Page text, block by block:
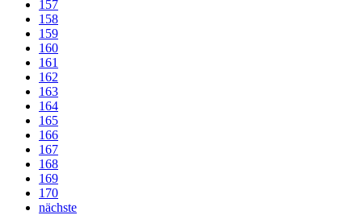
157
158
159
160
161
162
163
164
165
166
167
168
169
170
nächste